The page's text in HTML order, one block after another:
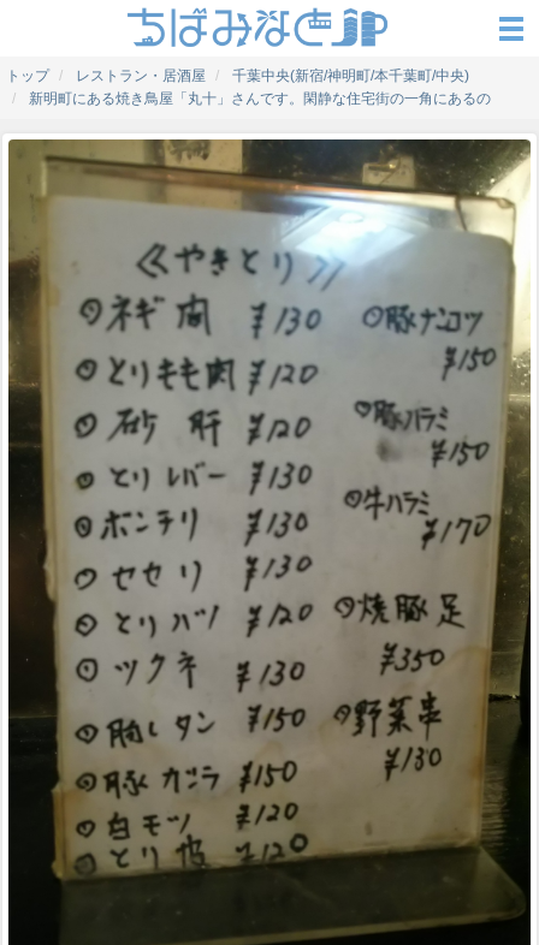
トップ レストラン・居酒屋
千葉中央(新宿/神明町/本千葉町/中央)
新明町にある焼き鳥屋「丸十」さんです。閑静な住宅街の一角にあるの